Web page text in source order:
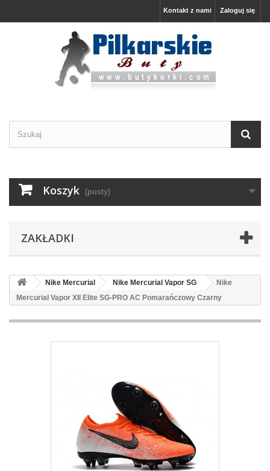
Zaloguj się
Kontakt z nami
Koszyk (pusty)
ZAKŁADKI
Nike Mercurial Nike Mercurial Vapor SG
Nike
Mercurial Vapor XII Elite SG-PRO AC Pomarańczowy Czarny